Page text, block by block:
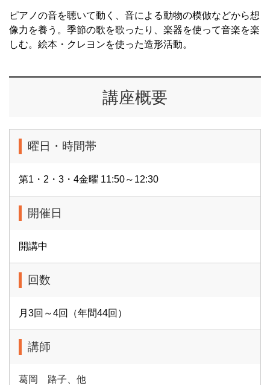
ピアノの音を聴いて動く、音による動物の模倣などから想
像力を養う。季節の歌を歌ったり、楽器を使って音楽を楽
しむ。絵本・クレヨンを使った造形活動。
講座概要
曜日・時間帯
第1・2・3・4金曜 11:50～12:30
開催日
開講中
回数
月3回～4回（年間44回）
講師
葛岡 路子、他